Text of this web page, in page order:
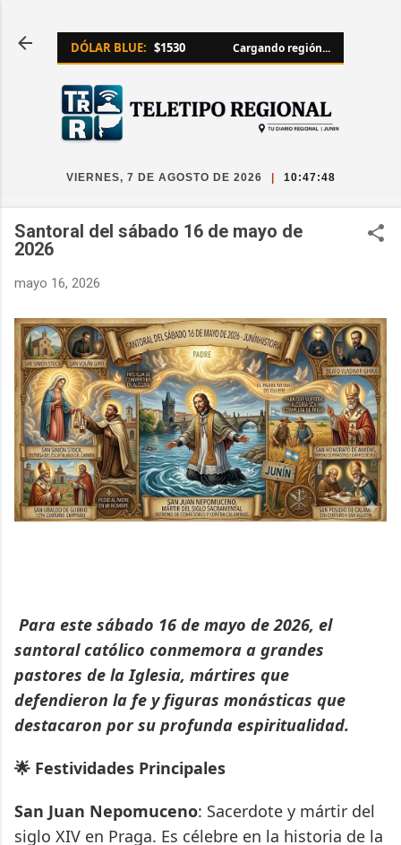
DÓLAR BLUE: $1530 Cargando región...
VIERNES, 7 DE AGOSTO DE 2026 10:47:49
Santoral del sábado 16 de mayo de
2026
mayo 16, 2026
Para este sábado 16 de mayo de 2026, el
santoral católico conmemora a grandes
pastores de la Iglesia, mártires que
defendieron la fe y figuras monásticas que
destacaron por su profunda espiritualidad.
🌟 Festividades Principales
San Juan Nepomuceno: Sacerdote y mártir del
siglo XIV en Praga. Es célebre en la historia de la